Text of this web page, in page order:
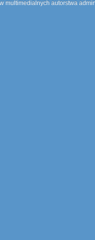
multimedialnych autorstwa